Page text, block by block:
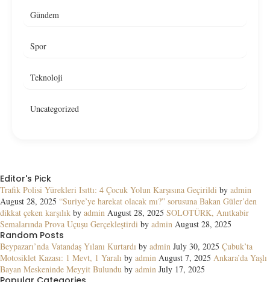
Gündem
Spor
Teknoloji
Uncategorized
Editor's Pick
Trafik Polisi Yürekleri Isıttı: 4 Çocuk Yolun Karşısına Geçirildi by admin
August 28, 2025 “Suriye’ye harekat olacak mı?” sorusuna Bakan Güler’den
dikkat çeken karşılık by admin August 28, 2025 SOLOTÜRK, Anıtkabir
Semalarında Prova Uçuşu Gerçekleştirdi by admin August 28, 2025
Random Posts
Beypazarı’nda Vatandaş Yılanı Kurtardı by admin July 30, 2025 Çubuk’ta
Motosiklet Kazası: 1 Mevt, 1 Yaralı by admin August 7, 2025 Ankara’da Yaşlı
Bayan Meskeninde Meyyit Bulundu by admin July 17, 2025